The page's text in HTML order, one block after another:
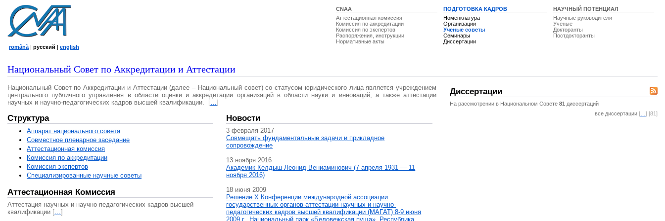
CNAA
Аттестационная комиссия
Комиссия по аккредитации
Комиссия по экспертов
Распоряжения, инструкции
Нормативные акты
ПОДГОТОВКА КАДРОВ
Номенклатура
Организации
Ученые советы
Семинары
Диссертации
НАУЧНЫЙ ПОТЕНЦИАЛ
Научные руководители
Ученые
Докторанты
Постдокторанты
română | русский | english
Национальный Совет по Аккредитации и Аттестации
Национальный Совет по Аккредитации и Аттестации (далее – Национальный совет) со статусом юридического лица является учреждением
центрального публичного управления в области оценки и аккредитации организаций в области науки и инноваций, а также аттестации
научных и научно-педагогических кадров высшей квалификации.
[…]
Структура
Аппарат национального совета
Совместное пленарное заседание
Аттестационная комисcия
Комиссия по аккредитации
Комиссия экспертов
Специализированные научные советы
Аттестационная Комиссия
Аттестация научных и научно-педагогических кадров высшей
квалификации […]
Новости
3 февраля 2017
Совмещать фундаментальные задачи и прикладное
сопровождение
13 ноября 2016
Академик Келдыш Леонид Вениаминович (7 апреля 1931 — 11
ноября 2016)
18 июня 2009
Решение X Конференции международной ассоциации
государственных органов аттестации научных и научно-
педагогических кадров высшей квалификации (МАГAT) 8-9 июня
2009 г., Национальный парк «Беловежская пуща», Республика
Диссертации
На рассмотрении в Национальном Совете 81 диссертаций
все диссертации [ ] [81]